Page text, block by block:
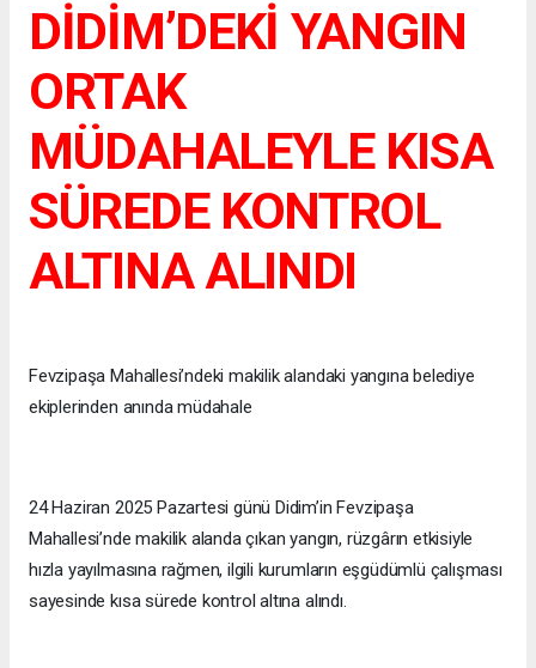
DİDİM’DEKİ YANGIN
ORTAK
MÜDAHALEYLE KISA
SÜREDE KONTROL
ALTINA ALINDI
Fevzipaşa Mahallesi’ndeki makilik alandaki yangına belediye
ekiplerinden anında müdahale
24 Haziran 2025 Pazartesi günü Didim’in Fevzipaşa
Mahallesi’nde makilik alanda çıkan yangın, rüzgârın etkisiyle
hızla yayılmasına rağmen, ilgili kurumların eşgüdümlü çalışması
sayesinde kısa sürede kontrol altına alındı.